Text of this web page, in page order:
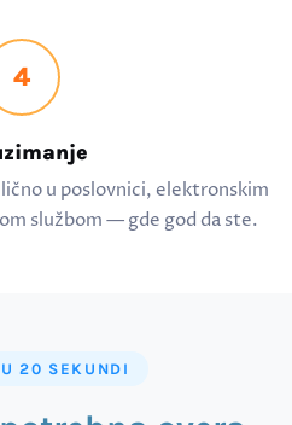
4
u poslovnici, elektronskim
službom — gde god da ste.
U 20 SEKUNDI